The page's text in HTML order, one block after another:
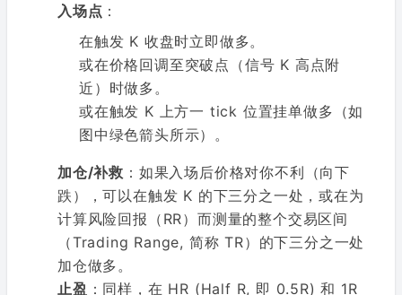
入场点 ：
在触发 K 收盘时立即做多。
或在价格回调至突破点（信号 K 高点附
近）时做多。
或在触发 K 上方一 tick 位置挂单做多（如
图中绿色箭头所示）。
加仓/补救 ：如果入场后价格对你不利（向下
跌），可以在触发 K 的下三分之一处，或在为
计算风险回报（RR）而测量的整个交易区间
（Trading Range, 简称 TR）的下三分之一处
加仓做多。
止盈 ：同样，在 HR (Half R, 即 0.5R) 和 1R